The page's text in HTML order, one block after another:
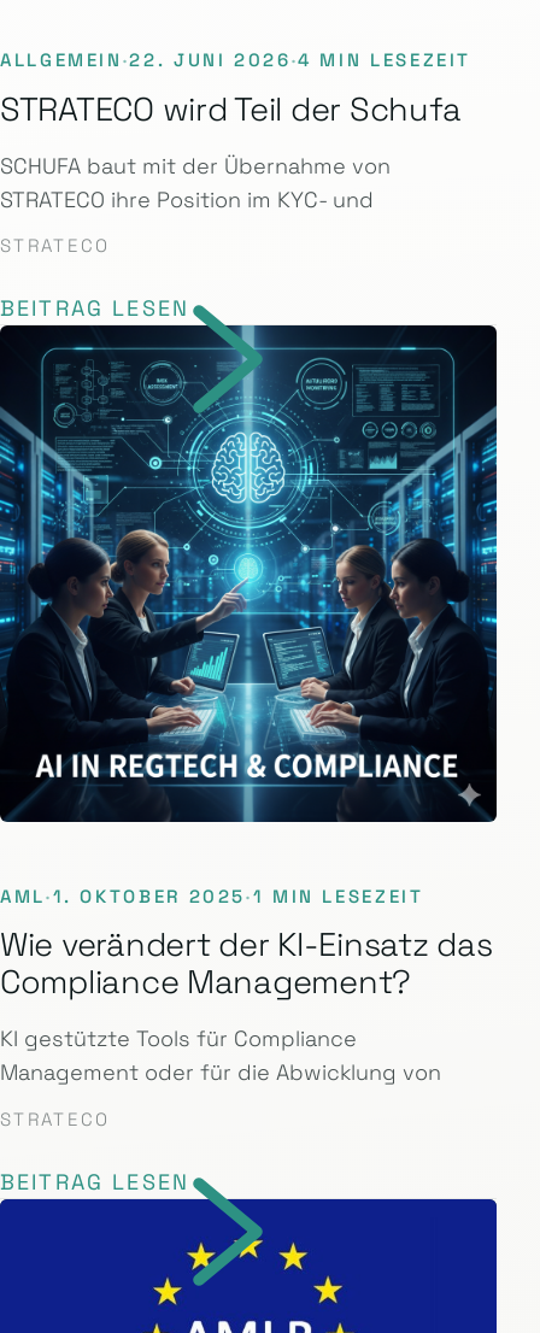
ALLGEMEIN ·22. JUNI 2026·4 MIN LESEZEIT
STRATECO wird Teil der Schufa
SCHUFA baut mit der Übernahme von
STRATECO ihre Position im KYC- und
STRATECO
BEITRAG LESEN
AML·1. OKTOBER 2025·1 MIN LESEZEIT
Wie verändert der KI-Einsatz das
Compliance Management?
KI gestützte Tools für Compliance
Management oder für die Abwicklung von
STRATECO
BEITRAG LESEN